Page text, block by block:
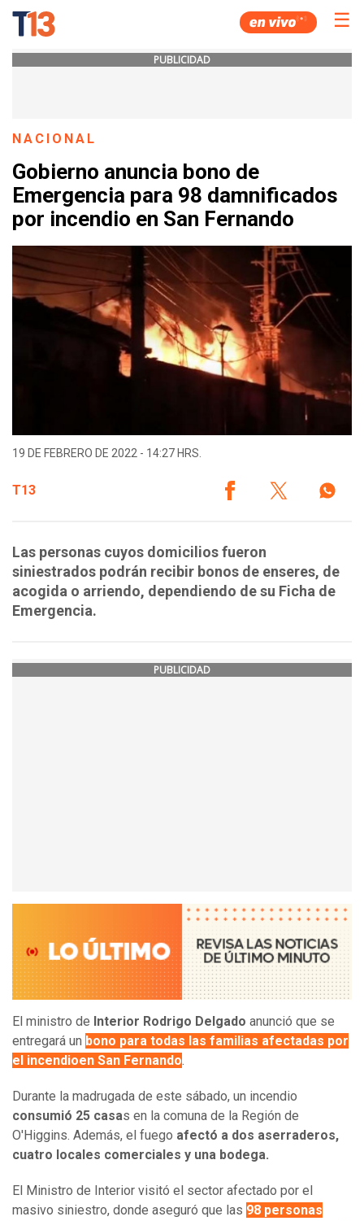
☰
PUBLICIDAD
NACIONAL
Gobierno anuncia bono de
Emergencia para 98 damnificados
por incendio en San Fernando
19 DE FEBRERO DE 2022 - 14:27 HRS.
T13
Las personas cuyos domicilios fueron
siniestrados podrán recibir bonos de enseres, de
acogida o arriendo, dependiendo de su Ficha de
Emergencia.
PUBLICIDAD
El ministro de Interior Rodrigo Delgado anunció que se
entregará un bono para todas las familias afectadas por
el incendioen San Fernando.
Durante la madrugada de este sábado, un incendio
consumió 25 casas en la comuna de la Región de
O'Higgins. Además, el fuego afectó a dos aserraderos,
cuatro locales comerciales y una bodega.
El Ministro de Interior visitó el sector afectado por el
masivo siniestro, donde aseguró que las 98 personas